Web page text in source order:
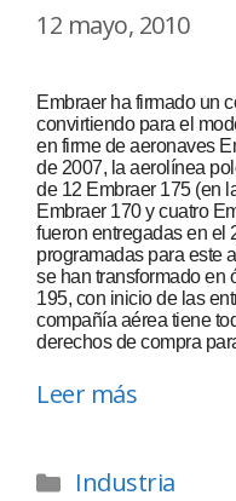
12 mayo, 2010
Embraer ha firmado un
convirtiendo para el
en firme de aeronaves
de 2007, la aerolínea
de 12 Embraer 175 (en
Embraer 170 y cuatro
fueron entregadas en el
programadas para este
se han transformado en
195, con inicio de las
compañía aérea tiene
derechos de compra
Leer más
Industria